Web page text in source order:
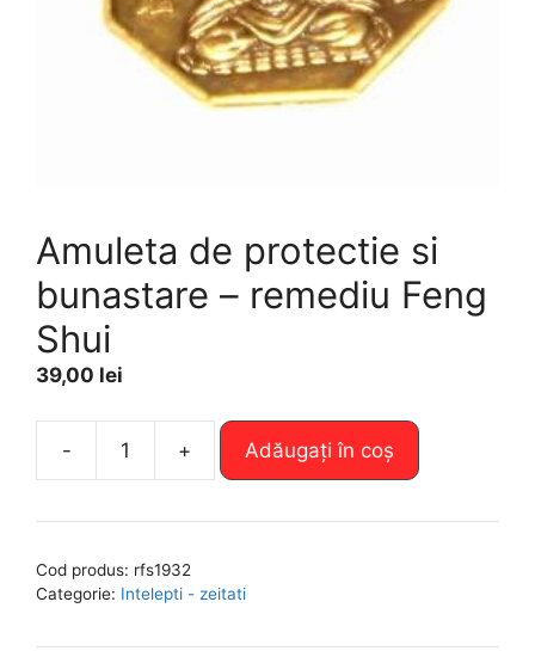
Amuleta de protectie si
bunastare – remediu Feng
Shui
39,00 lei
-
Cantitate
de
si
-
+ Adăugați în coș
e
n
t
Cod produs: rfs1932
Categorie: Intelepti - zeitati